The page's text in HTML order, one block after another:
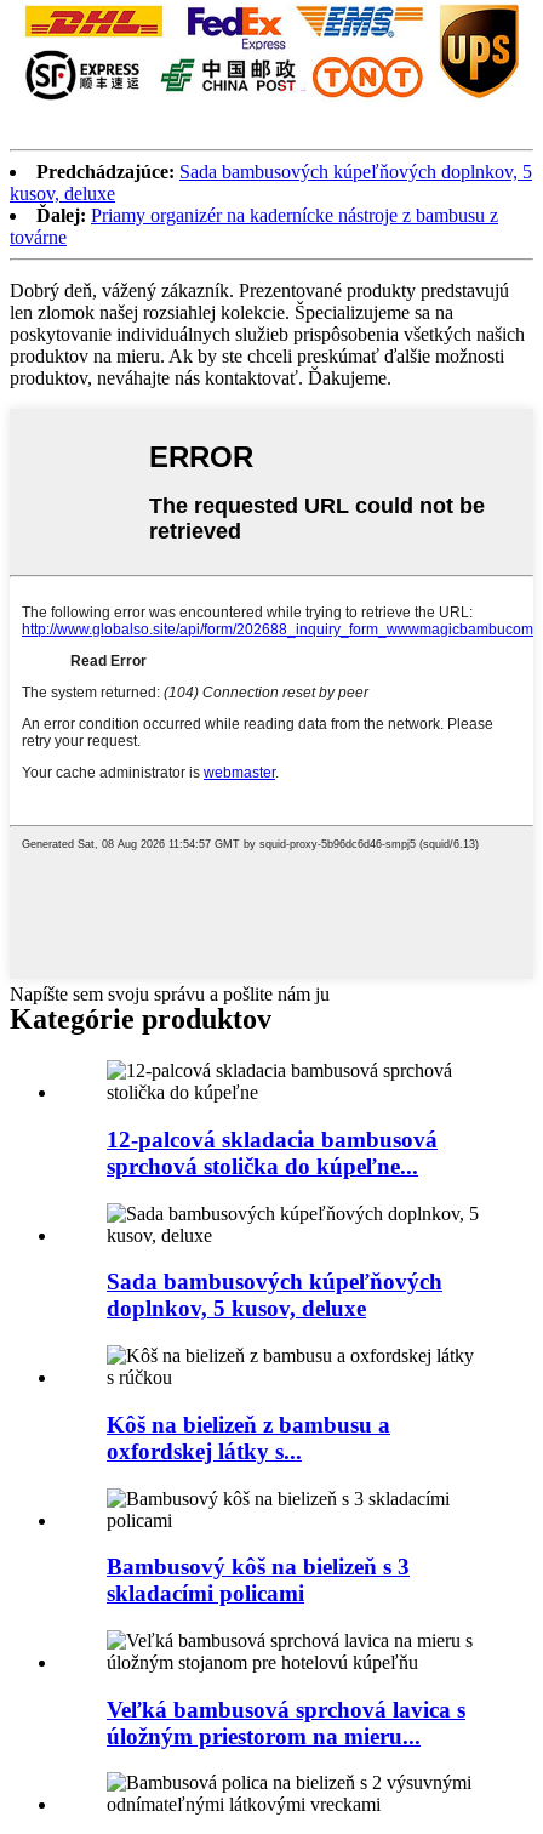
Predchádzajúce: Sada bambusových kúpeľňových doplnkov, 5
kusov, deluxe
Ďalej: Priamy organizér na kadernícke nástroje z bambusu z
továrne
Dobrý deň, vážený zákazník. Prezentované produkty predstavujú
len zlomok našej rozsiahlej kolekcie. Špecializujeme sa na
poskytovanie individuálnych služieb prispôsobenia všetkých našich
produktov na mieru. Ak by ste chceli preskúmať ďalšie možnosti
produktov, neváhajte nás kontaktovať. Ďakujeme.
Napíšte sem svoju správu a pošlite nám ju
Kategórie produktov
12-palcová skladacia bambusová
sprchová stolička do kúpeľne...
Sada bambusových kúpeľňových
doplnkov, 5 kusov, deluxe
Kôš na bielizeň z bambusu a
oxfordskej látky s...
Bambusový kôš na bielizeň s 3
skladacími policami
Veľká bambusová sprchová lavica s
úložným priestorom na mieru...